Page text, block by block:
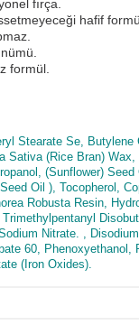
fırça.
hafif
formül.
Stearate Se, Butylene
Sativa (Rice Bran)
(Sunflower)
Oil ), Tocopherol,
Robusta Resin,
Nitrate. ,
60, Phenoxyethanol,
(Iron Oxides).